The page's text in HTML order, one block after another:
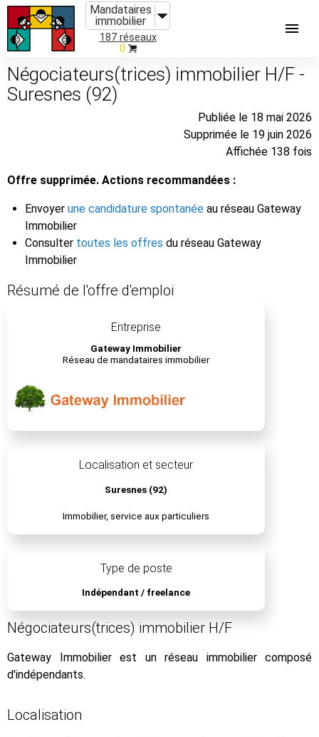
Mandataires
immobilier
187 réseaux
0
Négociateurs(trices) immobilier H/F -
Suresnes (92)
Publiée le 18 mai 2026
Supprimée le 19 juin 2026
Affichée 138 fois
Offre supprimée. Actions recommandées :
Envoyer une candidature spontanée au réseau Gateway
Immobilier
Consulter toutes les offres du réseau Gateway
Immobilier
Résumé de l'offre d'emploi
Entreprise
Gateway Immobilier
Réseau de mandataires immobilier
Localisation et secteur
Suresnes (92)
Immobilier, service aux particuliers
Type de poste
Indépendant / freelance
Négociateurs(trices) immobilier H/F
Gateway Immobilier est un réseau immobilier composé
d'indépendants.
Localisation